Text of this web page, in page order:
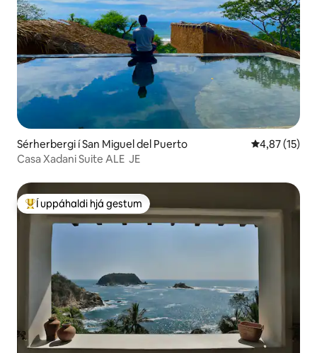
Sérherbergi í San Miguel del Puerto 4,87 af 5 í
4,87 (15)
Casa Xadani Suite ALE ‌ JE
Í mestu uppáhaldi hjá gestum
Í uppáhaldi hjá gestum